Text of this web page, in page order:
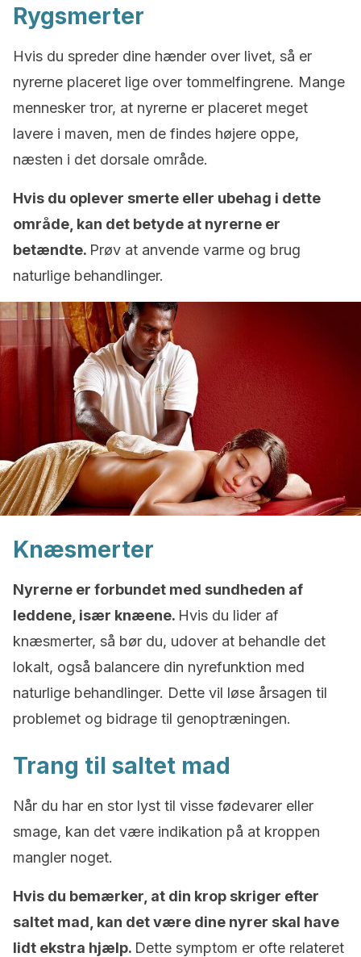
Rygsmerter
Hvis du spreder dine hænder over livet, så er
nyrerne placeret lige over tommelfingrene. Mange
mennesker tror, at nyrerne er placeret meget
lavere i maven, men de findes højere oppe,
næsten i det dorsale område.
Hvis du oplever smerte eller ubehag i dette
område, kan det betyde at nyrerne er
betændte. Prøv at anvende varme og brug
naturlige behandlinger.
Knæsmerter
Nyrerne er forbundet med sundheden af
leddene, især knæene. Hvis du lider af
knæsmerter, så bør du, udover at behandle det
lokalt, også balancere din nyrefunktion med
naturlige behandlinger. Dette vil løse årsagen til
problemet og bidrage til genoptræningen.
Trang til saltet mad
Når du har en stor lyst til visse fødevarer eller
smage, kan det være indikation på at kroppen
mangler noget.
Hvis du bemærker, at din krop skriger efter
saltet mad, kan det være dine nyrer skal have
lidt ekstra hjælp. Dette symptom er ofte relateret